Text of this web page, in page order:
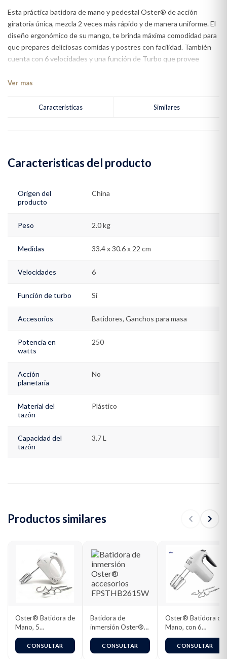
Esta práctica batidora de mano y pedestal Oster® de acción
giratoria única, mezcla 2 veces más rápido y de manera uniforme. El
diseño ergonómico de su mango, te brinda máxima comodidad para
que prepares deliciosas comidas y postres con facilidad. También
cuenta con 6 velocidades y una función de Turbo que provee
blanco no sólo es conveniente sino atractivo a la vez. Para batir o
movimiento giratorio que permite mover la batidora de lado a lado
separar el cabezal de la batidora para usarse como batidora de
encender/apagar, seleccionar velocidad y expulsar batidores o
3.7L 250 watts de potencia
Ver mas
Caracteristicas Similares
Caracteristicas del producto
Origen del
producto
China
Peso 2.0 kg
Medidas 33.4 x 30.6 x 22 cm
Velocidades 6
Función de turbo Sí
Accesorios Batidores, Ganchos para masa
Potencia en
watts
250
Acción
planetaria
No
Material del
tazón
Plástico
Capacidad del
tazón
3.7 L
Productos similares
Oster® Batidora de
Mano, 5
Velocidades y
Función Turbo,
Blanco
CONSULTAR
Batidora de
inmersión Oster®
accesorios
FPSTHB2615W
CONSULTAR
Oster® Batidora de
Mano, con 6
Velocidades y
Función Turbo,
Blanca,
CONSULTAR